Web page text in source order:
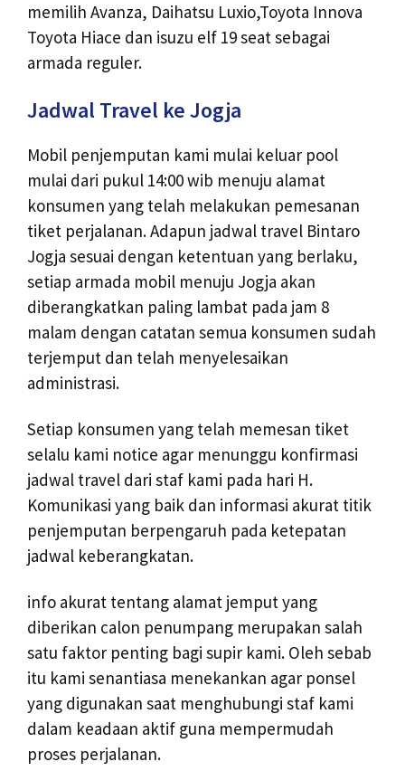
memilih Avanza, Daihatsu Luxio,Toyota Innova
Toyota Hiace dan isuzu elf 19 seat sebagai
armada reguler.
Jadwal Travel ke Jogja
Mobil penjemputan kami mulai keluar pool
mulai dari pukul 14:00 wib menuju alamat
konsumen yang telah melakukan pemesanan
tiket perjalanan. Adapun jadwal travel Bintaro
Jogja sesuai dengan ketentuan yang berlaku,
setiap armada mobil menuju Jogja akan
diberangkatkan paling lambat pada jam 8
malam dengan catatan semua konsumen sudah
terjemput dan telah menyelesaikan
administrasi.
Setiap konsumen yang telah memesan tiket
selalu kami notice agar menunggu konfirmasi
jadwal travel dari staf kami pada hari H.
Komunikasi yang baik dan informasi akurat titik
penjemputan berpengaruh pada ketepatan
jadwal keberangkatan.
info akurat tentang alamat jemput yang
diberikan calon penumpang merupakan salah
satu faktor penting bagi supir kami. Oleh sebab
itu kami senantiasa menekankan agar ponsel
yang digunakan saat menghubungi staf kami
dalam keadaan aktif guna mempermudah
proses perjalanan.